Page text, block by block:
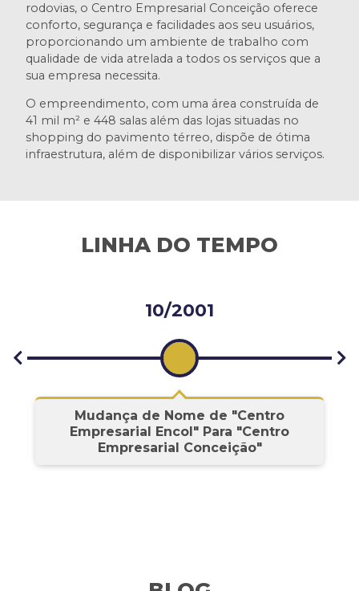
rodovias, o Centro Empresarial Conceição oferece
conforto, segurança e facilidades aos seu usuários,
proporcionando um ambiente de trabalho com
qualidade de vida atrelada a todos os serviços que a
sua empresa necessita.
O empreendimento, com uma área construída de
41 mil m² e 448 salas além das lojas situadas no
shopping do pavimento térreo, dispõe de ótima
infraestrutura, além de disponibilizar vários serviços.
LINHA DO TEMPO
10/2001
Mudança de Nome de "Centro
Empresarial Encol" Para "Centro
Empresarial Conceição"